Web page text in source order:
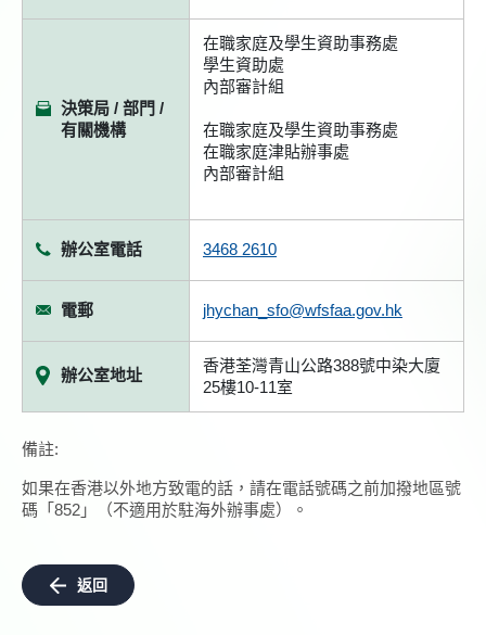
決策局 / 部門 /
有關機構
在職家庭及學生資助事務處
學生資助處
內部審計組
在職家庭及學生資助事務處
在職家庭津貼辦事處
內部審計組
辦公室電話 3468 2610
電郵 jhychan_sfo@wfsfaa.gov.hk
辦公室地址
香港荃灣青山公路388號中染大廈
25樓10-11室
備註:
如果在香港以外地方致電的話，請在電話號碼之前加撥地區號
碼「852」（不適用於駐海外辦事處）。
返回